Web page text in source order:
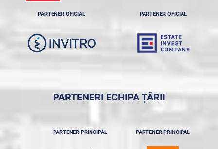
PARTENER OFICIAL PARTENER OFICIAL
PARTENERI ECHIPA ȚĂRII
PARTENER PRINCIPAL PARTENER PRINCIPAL